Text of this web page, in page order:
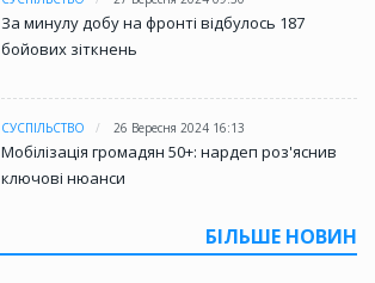
За минулу добу на фронті відбулось 187
бойових зіткнень
СУСПІЛЬСТВО 26 Вересня 2024 16:13
Мобілізація громадян 50+: нардеп роз'яснив
ключові нюанси
БІЛЬШЕ НОВИН